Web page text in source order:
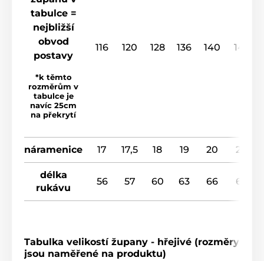
tabulce =
nejbližší
obvod
postavy
*k těmto
rozměrům v
tabulce je
navíc 25cm
na překrytí
116 120 128 136 140 148
náramenice 17 17,5 18 19 20 20
délka
rukávu
56 57 60 63 66 67
Tabulka velikostí župany - hřejivé (rozměry
jsou naměřené na produktu)